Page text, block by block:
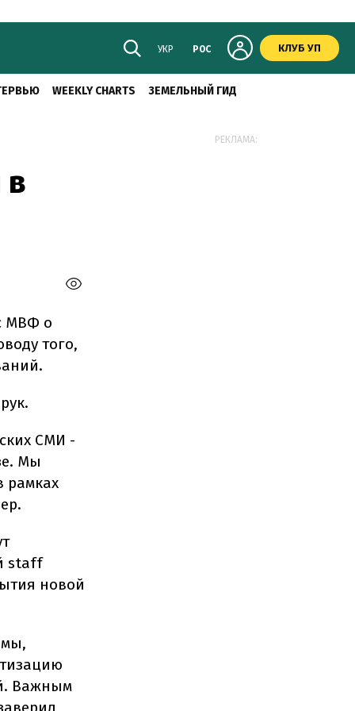
УКР РОС КЛУБ УП
WEEKLY CHARTS ЗЕМЕЛЬНЫЙ ГИД
в
МВФ о
того,
СМИ -
Мы
рамках
staff
новой
Важным
РЕКЛАМА: